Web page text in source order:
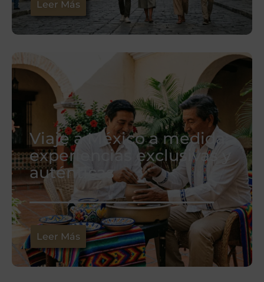
Leer Más
Viaje a México a medida:
experiencias exclusivas y
auténticas
Leer Más